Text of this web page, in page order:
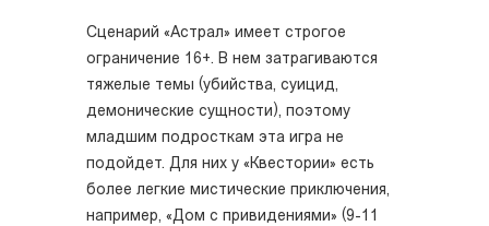
Сценарий «Астрал» имеет строгое
ограничение 16+. В нем затрагиваются
тяжелые темы (убийства, суицид,
демонические сущности), поэтому
младшим подросткам эта игра не
подойдет. Для них у «Квестории» есть
более легкие мистические приключения,
например, «Дом с привидениями» (9-11